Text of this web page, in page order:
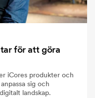
för att göra
iCores produkter och
sig och
landskap.